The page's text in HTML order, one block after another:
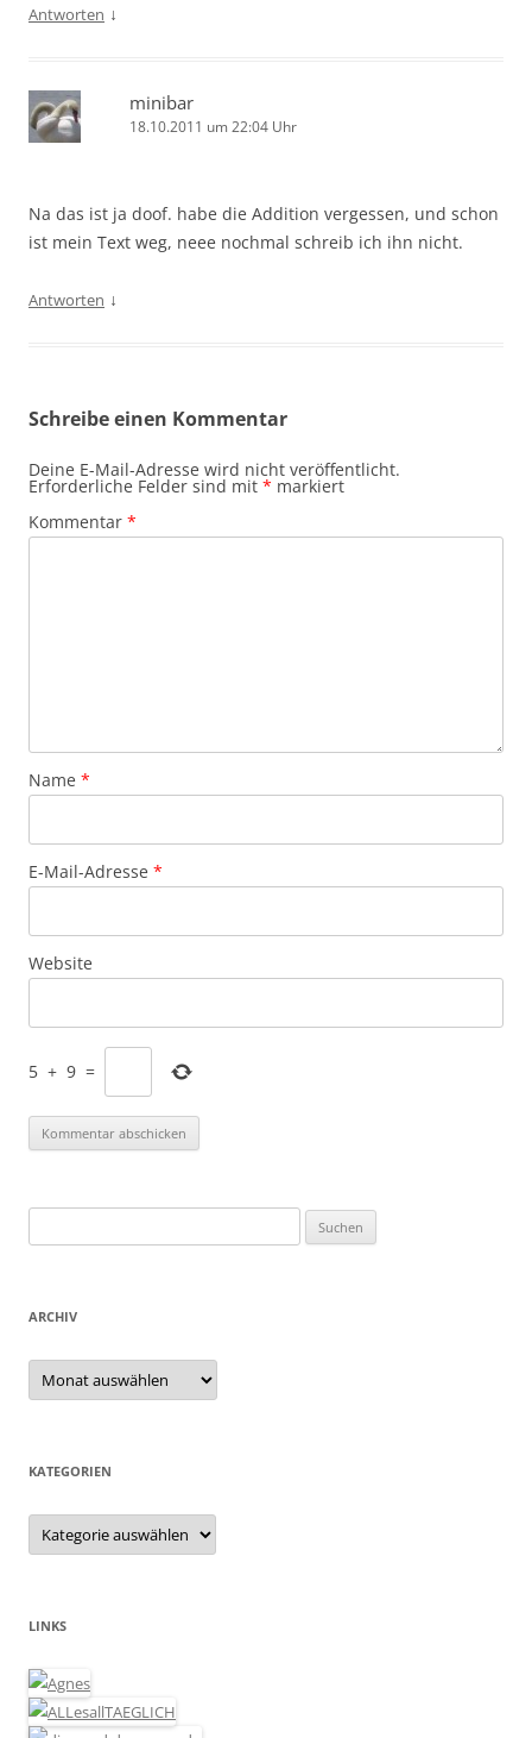
Antworten ↓
minibar
18.10.2011 um 22:04 Uhr
Na das ist ja doof. habe die Addition vergessen, und schon
ist mein Text weg, neee nochmal schreib ich ihn nicht.
Antworten ↓
Schreibe einen Kommentar
Deine E-Mail-Adresse wird nicht veröffentlicht.
Erforderliche Felder sind mit * markiert
Kommentar *
Name *
E-Mail-Adresse *
Website
5 + 9 =
nach:
ARCHIV
Archiv
KATEGORIEN
Kategorien
LINKS